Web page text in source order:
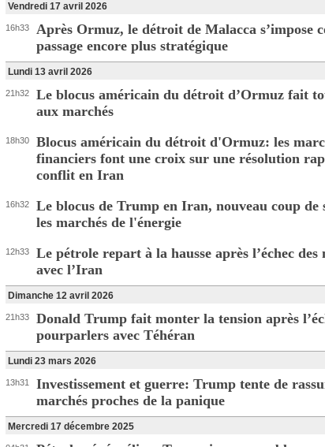
Vendredi 17 avril 2026
16h33
Après Ormuz, le détroit de Malacca s’impose
passage encore plus stratégique
Lundi 13 avril 2026
21h32
Le blocus américain du détroit d’Ormuz fait
aux marchés
18h30
Blocus américain du détroit d'Ormuz: les
financiers font une croix sur une résolution
conflit en Iran
16h32
Le blocus de Trump en Iran, nouveau coup de
les marchés de l'énergie
12h33
Le pétrole repart à la hausse après l’échec des
avec l’Iran
Dimanche 12 avril 2026
21h33
Donald Trump fait monter la tension après
pourparlers avec Téhéran
Lundi 23 mars 2026
13h31
Investissement et guerre: Trump tente de
marchés proches de la panique
Mercredi 17 décembre 2025